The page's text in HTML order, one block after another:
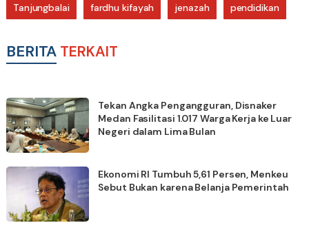
Tanjungbalai fardhu kifayah jenazah pendidikan
BERITA TERKAIT
Tekan Angka Pengangguran, Disnaker
Medan Fasilitasi 1.017 Warga Kerja ke Luar
Negeri dalam Lima Bulan
Ekonomi RI Tumbuh 5,61 Persen, Menkeu
Sebut Bukan karena Belanja Pemerintah